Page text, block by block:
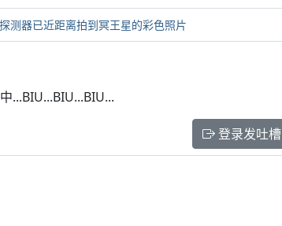
测器已近距离拍到冥王星的彩色照片
...BIU...BIU...BIU...
登录发吐槽